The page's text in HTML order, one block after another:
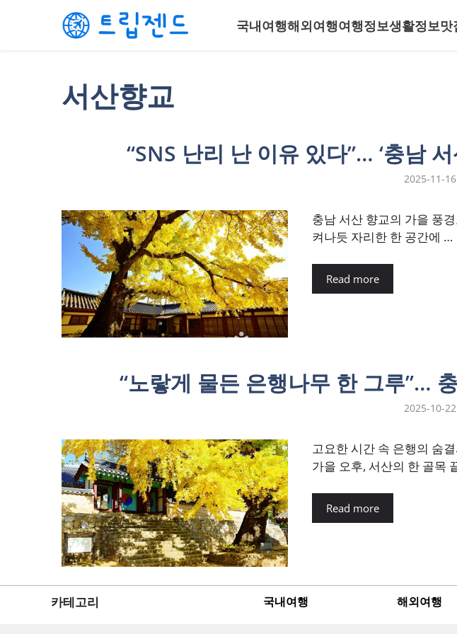
국내여행해외여행여행정보생활정보맛
서산향교
“SNS 난리 난 이유 있다”… ‘충남
2025-11-16
충남 서산 향교의 가을 풍
켜나듯 자리한 한 공간에 …
Read more
“노랗게 물든 은행나무 한 그루”…
2025-10-22
고요한 시간 속 은행의 숨
가을 오후, 서산의 한 골목
Read more
카테고리 국내여행 해외여행